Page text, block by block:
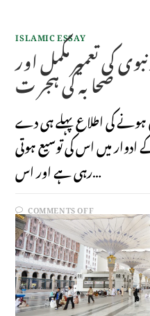
ISLAMIC ESSAY
کی تعمیر مکمل اور
صحا بہ کی ہجر ت
کی اطلاع پہلے ہی دے
میں اس کی توسیع ہوتی
رہی ہے اور اس…
COMMENTS OFF